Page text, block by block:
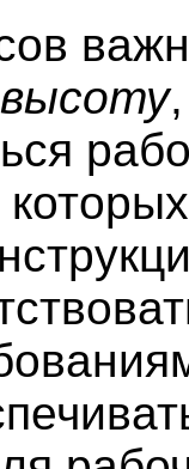
которых